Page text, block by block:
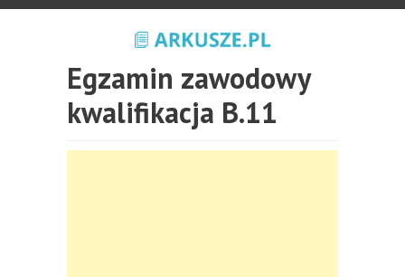
Egzamin zawodowy
kwalifikacja B.11